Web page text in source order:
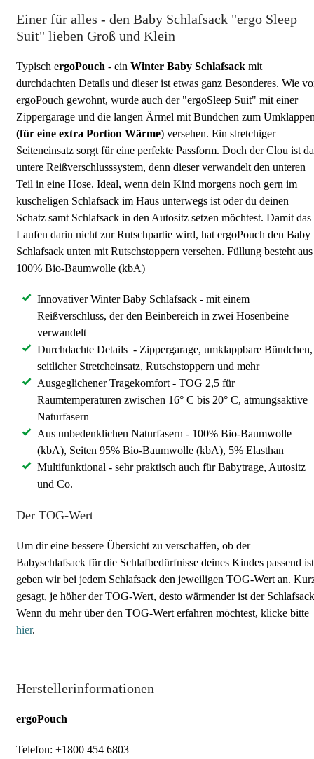
Einer für alles - den Baby Schlafsack "ergo Sleep
Suit" lieben Groß und Klein
Typisch ergoPouch - ein Winter Baby Schlafsack mit
durchdachten Details und dieser ist etwas ganz Besonderes. Wie
ergoPouch gewohnt, wurde auch der "ergoSleep Suit" mit einer
Zippergarage und die langen Ärmel mit Bündchen zum
(für eine extra Portion Wärme) versehen. Ein stretchiger
Seiteneinsatz sorgt für eine perfekte Passform. Doch der Clou ist
untere Reißverschlusssystem, denn dieser verwandelt den unteren
Teil in eine Hose. Ideal, wenn dein Kind morgens noch gern im
kuscheligen Schlafsack im Haus unterwegs ist oder du deinen
Schatz samt Schlafsack in den Autositz setzen möchtest. Damit das
Laufen darin nicht zur Rutschpartie wird, hat ergoPouch den Baby
Schlafsack unten mit Rutschstoppern versehen. Füllung besteht aus
100% Bio-Baumwolle (kbA)
Innovativer Winter Baby Schlafsack - mit einem
Reißverschluss, der den Beinbereich in zwei Hosenbeine
verwandelt
Durchdachte Details - Zippergarage, umklappbare Bündchen,
seitlicher Stretcheinsatz, Rutschstoppern und mehr
Ausgeglichener Tragekomfort - TOG 2,5 für
Raumtemperaturen zwischen 16° C bis 20° C, atmungsaktive
Naturfasern
Aus unbedenklichen Naturfasern - 100% Bio-Baumwolle
(kbA), Seiten 95% Bio-Baumwolle (kbA), 5% Elasthan
Multifunktional - sehr praktisch auch für Babytrage, Autositz
und Co.
Der TOG-Wert
Um dir eine bessere Übersicht zu verschaffen, ob der
Babyschlafsack für die Schlafbedürfnisse deines Kindes passend
geben wir bei jedem Schlafsack den jeweiligen TOG-Wert an.
gesagt, je höher der TOG-Wert, desto wärmender ist der
Wenn du mehr über den TOG-Wert erfahren möchtest, klicke bitte
hier.
Herstellerinformationen
ergoPouch
Telefon: +1800 454 6803